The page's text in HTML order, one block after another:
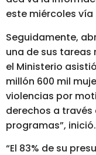
este miércoles vía
Seguidamente,
una de sus tareas
el Ministerio
millón 600 mil
violencias por
derechos a
programas”, inició.
“El 83% de su